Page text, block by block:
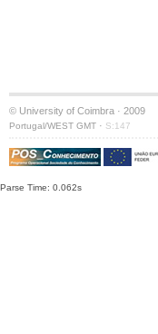
© University of Coimbra · 2009
Portugal/WEST GMT · S:147
Parse Time: 0.062s